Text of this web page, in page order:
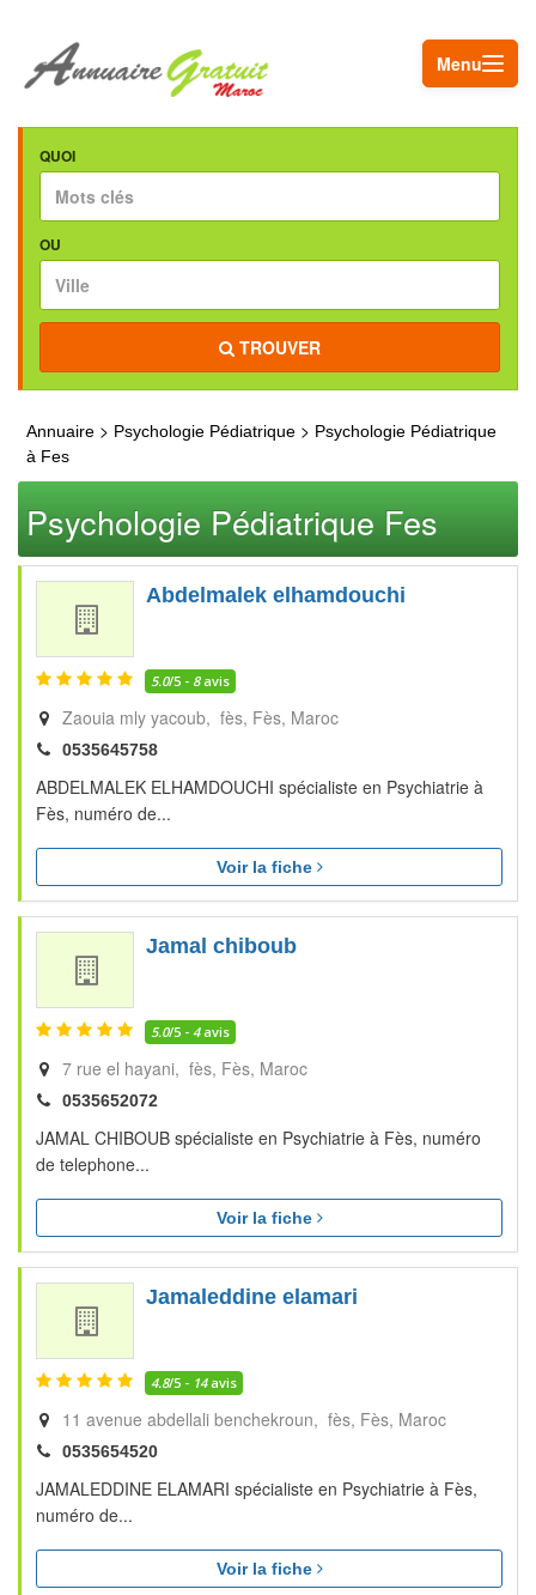
Menu
QUOI
OU
TROUVER
Annuaire > Psychologie Pédiatrique > Psychologie Pédiatrique
à Fes
Psychologie Pédiatrique Fes
Abdelmalek elhamdouchi
5.0/5 - 8avis
Zaouia mly yacoub, fès Fès Maroc
0535645758
ABDELMALEK ELHAMDOUCHI spécialiste en Psychiatrie à
Fès, numéro de...
Voir la fiche
Jamal chiboub
5.0/5 - 4avis
7 rue el hayani, fès Fès Maroc
0535652072
JAMAL CHIBOUB spécialiste en Psychiatrie à Fès, numéro
de telephone...
Voir la fiche
Jamaleddine elamari
4.8/5 - 14avis
11 avenue abdellali benchekroun, fès Fès Maroc
0535654520
JAMALEDDINE ELAMARI spécialiste en Psychiatrie à Fès,
numéro de...
Voir la fiche